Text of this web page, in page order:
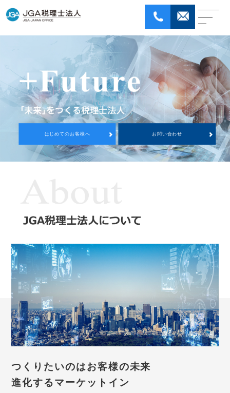
サービス
JGA税理士法人について
コラム
お問い合わせ
個人情報保護方針
はじめてのお客様へ お問い合わせ
つくりたいのはお客様の未来
進化するマーケットイン